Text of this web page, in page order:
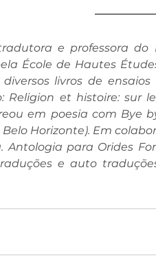
e professora do
École de Hautes
diversos livros de
Religion et histoire: sur
em poesia com Bye
Horizonte). Em
Antologia para Orides
e auto